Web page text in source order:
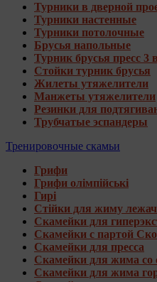
Турники в дверной
Турники настенные
Турники потолочные
Брусья напольные
Турник брусья пресс 3
Стойки турник брусья
Жилеты утяжелители
Манжеты утяжелители
Резинки для
Трубчатые эспандеры
Тренировочные скамьи
Грифи
Грифи олімпійські
Гирі
Стійки для жиму
Скамейки для
Скамейки с партой
Скамейки для пресса
Скамейки для жима со
Скамейки для жима